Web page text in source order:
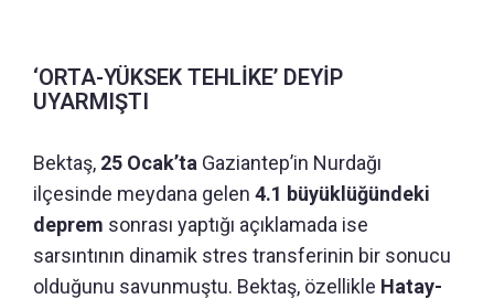
‘ORTA-YÜKSEK TEHLİKE’ DEYİP
UYARMIŞTI
Bektaş, 25 Ocak’ta Gaziantep’in Nurdağı
ilçesinde meydana gelen 4.1 büyüklüğündeki
deprem sonrası yaptığı açıklamada ise
sarsıntının dinamik stres transferinin bir sonucu
olduğunu savunmuştu. Bektaş, özellikle Hatay-